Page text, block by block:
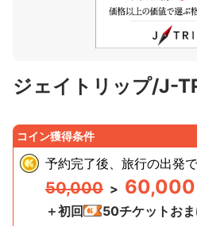
ジェイトリップ/J-
コイン獲得条件
予約完了後、旅行の出発で
50,000 > 60,000
＋初回 50チケットお